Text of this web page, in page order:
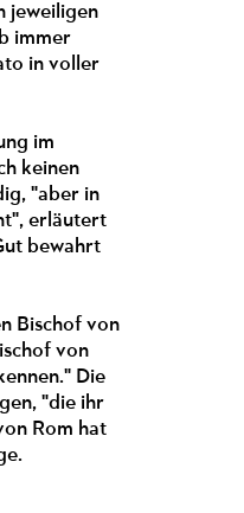
jeweiligen
immer
in voller
im
keinen
"aber in
erläutert
bewahrt
Bischof von
von
Die
"die ihr
Rom hat